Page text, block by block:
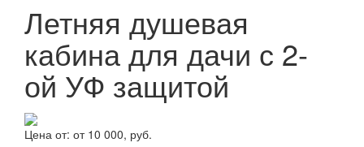
Летняя душевая
кабина для дачи с 2-
ой УФ защитой
Цена от: от 10 000, руб.